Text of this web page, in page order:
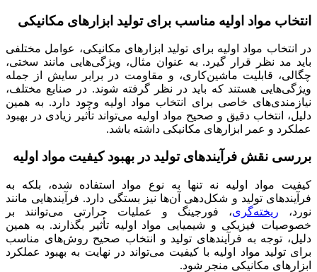
انتخاب مواد اولیه مناسب برای تولید ابزارهای مکانیکی
در انتخاب مواد اولیه برای تولید ابزارهای مکانیکی، عوامل مختلفی
باید مد نظر قرار گیرد. به عنوان مثال، ویژگی‌هایی مانند سختی،
چگالی، قابلیت ماشین‌کاری، و مقاومت در برابر سایش از جمله
ویژگی‌هایی هستند که باید در نظر گرفته شوند. در صنایع مختلف،
نیازمندی‌های خاصی برای انتخاب مواد اولیه وجود دارد. به همین
دلیل، انتخاب دقیق و صحیح مواد اولیه می‌تواند تأثیر زیادی در بهبود
عملکرد و عمر ابزارهای مکانیکی داشته باشد.
بررسی نقش فرآیندهای تولید در بهبود کیفیت مواد اولیه
کیفیت مواد اولیه نه تنها به نوع مواد استفاده شده، بلکه به
فرآیندهای تولید و شکل‌دهی آن‌ها نیز بستگی دارد. فرآیندهایی مانند
نورد، ریخته‌گری، فورجینگ و عملیات حرارتی می‌توانند بر
خصوصیات فیزیکی و شیمیایی مواد اولیه تأثیر بگذارند. به همین
دلیل، توجه به فرآیندهای تولید و انتخاب صحیح روش‌های مناسب
برای تولید مواد اولیه با کیفیت می‌تواند در نهایت به بهبود عملکرد
ابزارهای مکانیکی منجر شود.